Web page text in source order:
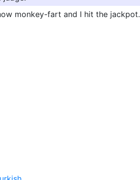
monkey-fart and I hit the jackpot.